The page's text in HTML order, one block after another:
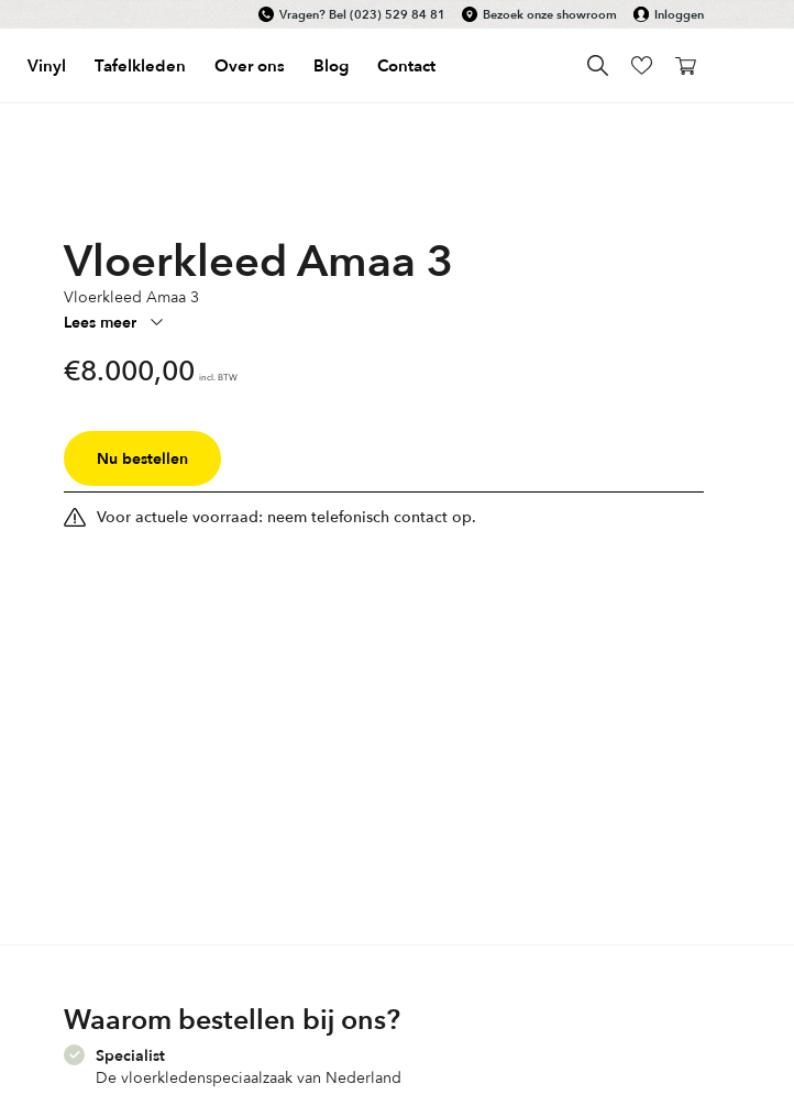
Vragen? Bel(023) 529 84 81 Bezoek onze showroom Inloggen
Vinyl Tafelkleden Over ons Blog Contact
Vloerkleed Amaa 3
Vloerkleed Amaa 3
Lees meer
€8.000,00 incl. BTW
Nu bestellen
Voor actuele voorraad: neem telefonisch contact op.
Waarom bestellen bij ons?
Specialist
De vloerkledenspeciaalzaak van Nederland